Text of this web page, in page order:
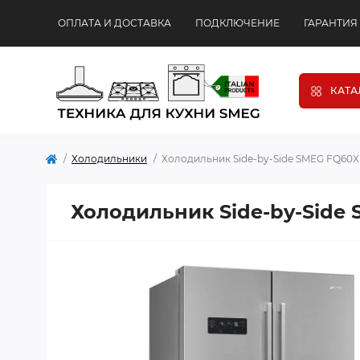
ОПЛАТА И ДОСТАВКА ПОДКЛЮЧЕНИЕ
Холодильники Холодильник Side-by-Side SMEG
Холодильник Side-by-Side